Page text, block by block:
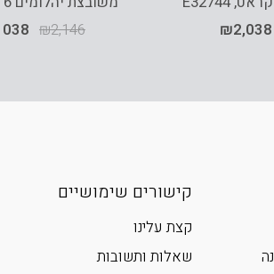
₪2,038
₪2,146
קישורים שימושיים
קצת עלינו
שאלות ותשובות